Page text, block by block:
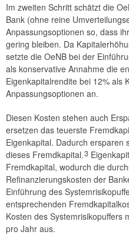
Im zweiten Schritt schätzt die
Bank (ohne reine
Anpassungsoptionen so, dass
gering bleiben. Da
setzte die OeNB bei der
als konservative Annahme die
Eigenkapitalrendite bei 12% als
Anpassungsoptionen an.
Diesen Kosten stehen auch
ersetzen das teuerste
Eigenkapital. Dadurch ersparen
dieses Fremdkapital.3
Fremdkapital, wodurch die
Refinanzierungskosten der
Einführung des
entsprechenden
Kosten des Systemrisikopuffers
pro Jahr aus.